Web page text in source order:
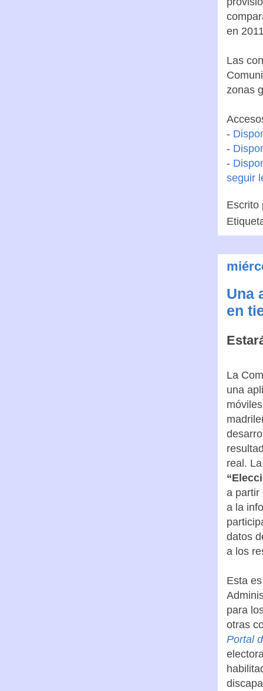
en
Las
zonas
-
-
-
seguir
Una
en
La
una
real.
a partir
a la
datos
a los
Esta
para
otras
Portal